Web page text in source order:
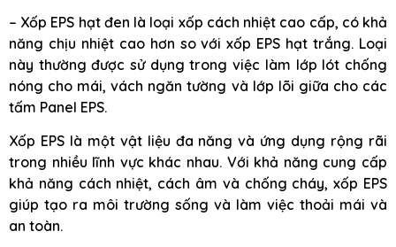
– Xốp EPS hạt đen là loại xốp cách nhiệt cao cấp, có khả
năng chịu nhiệt cao hơn so với xốp EPS hạt trắng. Loại
này thường được sử dụng trong việc làm lớp lót chống
nóng cho mái, vách ngăn tường và lớp lõi giữa cho các
tấm Panel EPS.
Xốp EPS là một vật liệu đa năng và ứng dụng rộng rãi
trong nhiều lĩnh vực khác nhau. Với khả năng cung cấp
khả năng cách nhiệt, cách âm và chống cháy, xốp EPS
giúp tạo ra môi trường sống và làm việc thoải mái và
an toàn.